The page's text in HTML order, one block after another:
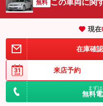
無料 この車両に関
現在
在庫確
来店予約
まず
無料